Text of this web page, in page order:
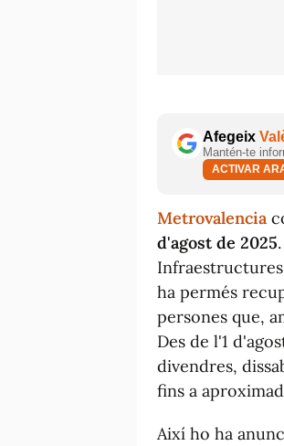
Afegeix
Mantén-te
ACTIVAR
Metrovalencia
d'agost de 2025
ha permés
persones que,
Des de l'1
divendres,
fins a
Així ho ha